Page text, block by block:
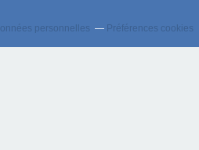
personnelles Préférences cookies